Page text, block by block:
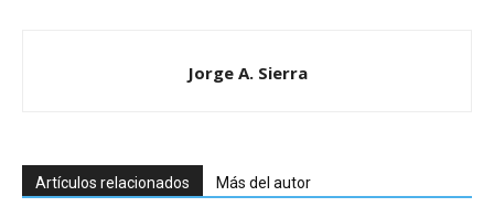
Jorge A. Sierra
Artículos relacionados Más del autor